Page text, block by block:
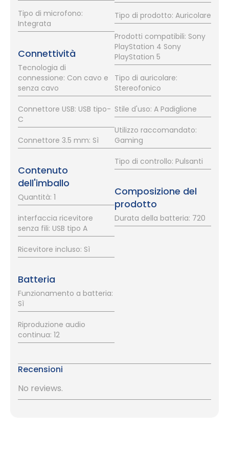
Tipo di microfono:
Integrata
Connettività
Tecnologia di
connessione: Con cavo e
senza cavo
Connettore USB: USB tipo-
C
Connettore 3.5 mm: Sì
Contenuto
dell'imballo
Quantità: 1
interfaccia ricevitore
senza fili: USB tipo A
Ricevitore incluso: Sì
Batteria
Funzionamento a batteria:
Sì
Riproduzione audio
continua: 12
Tipo di prodotto: Auricolare
Prodotti compatibili: Sony
PlayStation 4 Sony
PlayStation 5
Tipo di auricolare:
Stereofonico
Stile d'uso: A Padiglione
Utilizzo raccomandato:
Gaming
Tipo di controllo: Pulsanti
Composizione del
prodotto
Durata della batteria: 720
Recensioni
No reviews.